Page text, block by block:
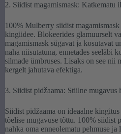
2. Siidist magamismask: Katkematu
100% Mulberry siidist
kingiidee. Blokeerides glamuurselt
magamismask sügavat ja kosutavat
naha niisutatuna, ennetades seeläbi
silmade ümbruses. Lisaks on see nii
kergelt jahutava efektiga.
3. Siidist pidžaama: Stiilne mugavus
Siidist pidžaama on ideaalne
tõelise mugavuse tõttu. 100% siidist
nahka oma enneolematu pehmuse